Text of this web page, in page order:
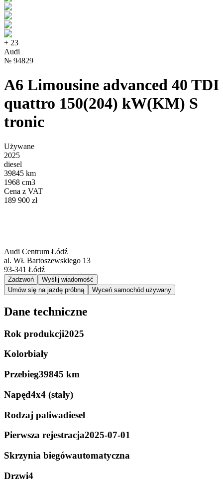
+ 23
Audi
№ 94829
A6 Limousine advanced 40 TDI
quattro 150(204) kW(KM) S
tronic
Używane
2025
diesel
39845 km
1968 cm3
Cena z VAT
189 900 zł
Audi Centrum Łódź
al. Wł. Bartoszewskiego 13
93-341 Łódź
Zadzwoń
Wyślij wiadomość
Umów się na jazdę próbną
Wyceń samochód używany
Dane techniczne
Rok produkcji2025
Kolorbiały
Przebieg39845 km
Napęd4x4 (stały)
Rodzaj paliwadiesel
Pierwsza rejestracja2025-07-01
Skrzynia biegówautomatyczna
Drzwi4